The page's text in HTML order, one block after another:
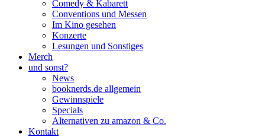
Comedy & Kabarett
Conventions und Messen
Im Kino gesehen
Konzerte
Lesungen und Sonstiges
Merch
und sonst?
News
booknerds.de allgemein
Gewinnspiele
Specials
Alternativen zu amazon & Co.
Kontakt